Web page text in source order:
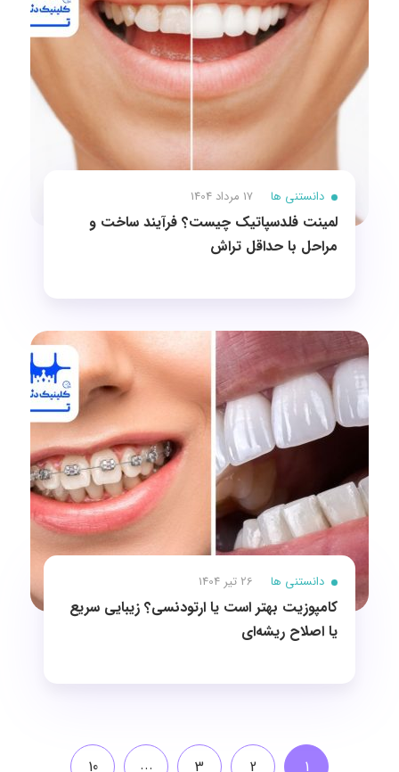
دانستنی ها 17 مرداد 1404
لمینت فلدسپاتیک چیست؟ فرآیند ساخت و
مراحل با حداقل تراش
دانستنی ها 26 تیر 1404
کامپوزیت بهتر است یا ارتودنسی؟ زیبایی سریع
یا اصلاح ریشه‌ای
1
2
3
...
10